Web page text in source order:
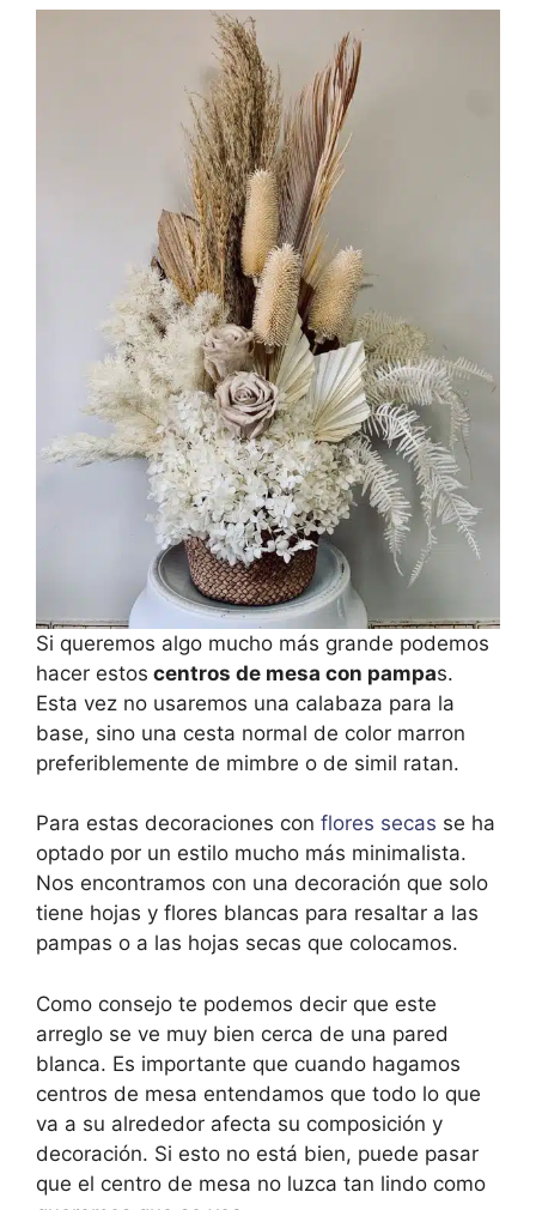
Si queremos algo mucho más grande podemos
hacer estos centros de mesa con pampas.
Esta vez no usaremos una calabaza para la
base, sino una cesta normal de color marron
preferiblemente de mimbre o de simil ratan.
Para estas decoraciones con flores secas se ha
optado por un estilo mucho más minimalista.
Nos encontramos con una decoración que solo
tiene hojas y flores blancas para resaltar a las
pampas o a las hojas secas que colocamos.
Como consejo te podemos decir que este
arreglo se ve muy bien cerca de una pared
blanca. Es importante que cuando hagamos
centros de mesa entendamos que todo lo que
va a su alrededor afecta su composición y
decoración. Si esto no está bien, puede pasar
que el centro de mesa no luzca tan lindo como